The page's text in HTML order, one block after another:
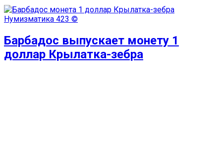
Нумизматика 423 ©
Барбадос выпускает монету 1
доллар Крылатка-зебра